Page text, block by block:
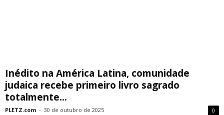
Inédito na América Latina, comunidade
judaica recebe primeiro livro sagrado
totalmente...
PLETZ.com - 30 de outubro de 2025 0